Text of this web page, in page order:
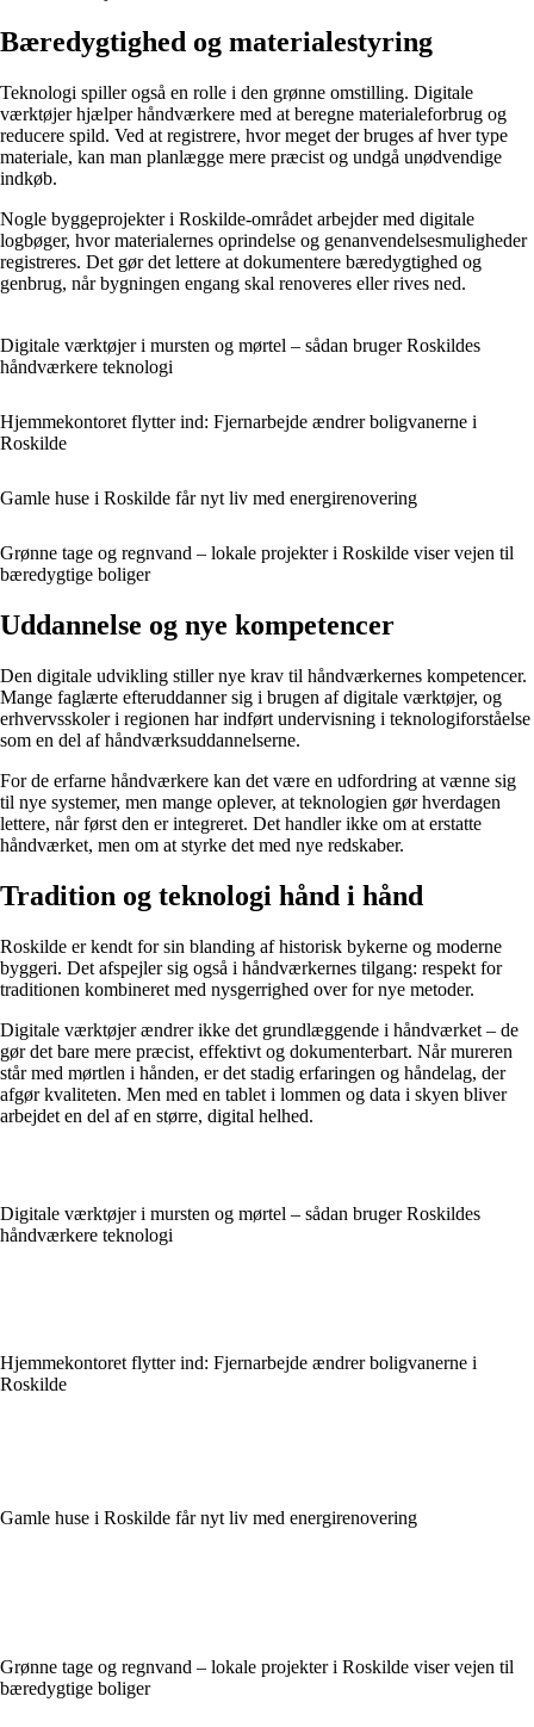
Bæredygtighed og materialestyring
Teknologi spiller også en rolle i den grønne omstilling. Digitale
værktøjer hjælper håndværkere med at beregne materialeforbrug og
reducere spild. Ved at registrere, hvor meget der bruges af hver type
materiale, kan man planlægge mere præcist og undgå unødvendige
indkøb.
Nogle byggeprojekter i Roskilde-området arbejder med digitale
logbøger, hvor materialernes oprindelse og genanvendelsesmuligheder
registreres. Det gør det lettere at dokumentere bæredygtighed og
genbrug, når bygningen engang skal renoveres eller rives ned.
Digitale værktøjer i mursten og mørtel – sådan bruger Roskildes
håndværkere teknologi
Hjemmekontoret flytter ind: Fjernarbejde ændrer boligvanerne i
Roskilde
Gamle huse i Roskilde får nyt liv med energirenovering
Grønne tage og regnvand – lokale projekter i Roskilde viser vejen til
bæredygtige boliger
Uddannelse og nye kompetencer
Den digitale udvikling stiller nye krav til håndværkernes kompetencer.
Mange faglærte efteruddanner sig i brugen af digitale værktøjer, og
erhvervsskoler i regionen har indført undervisning i teknologiforståelse
som en del af håndværksuddannelserne.
For de erfarne håndværkere kan det være en udfordring at vænne sig
til nye systemer, men mange oplever, at teknologien gør hverdagen
lettere, når først den er integreret. Det handler ikke om at erstatte
håndværket, men om at styrke det med nye redskaber.
Tradition og teknologi hånd i hånd
Roskilde er kendt for sin blanding af historisk bykerne og moderne
byggeri. Det afspejler sig også i håndværkernes tilgang: respekt for
traditionen kombineret med nysgerrighed over for nye metoder.
Digitale værktøjer ændrer ikke det grundlæggende i håndværket – de
gør det bare mere præcist, effektivt og dokumenterbart. Når mureren
står med mørtlen i hånden, er det stadig erfaringen og håndelag, der
afgør kvaliteten. Men med en tablet i lommen og data i skyen bliver
arbejdet en del af en større, digital helhed.
Digitale værktøjer i mursten og mørtel – sådan bruger Roskildes
håndværkere teknologi
Hjemmekontoret flytter ind: Fjernarbejde ændrer boligvanerne i
Roskilde
Gamle huse i Roskilde får nyt liv med energirenovering
Grønne tage og regnvand – lokale projekter i Roskilde viser vejen til
bæredygtige boliger